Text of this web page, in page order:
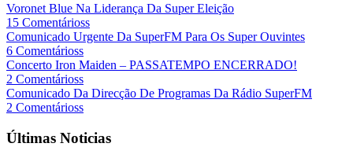
Voronet Blue Na Liderança Da Super Eleição
15 Comentárioss
Comunicado Urgente Da SuperFM Para Os Super Ouvintes
6 Comentárioss
Concerto Iron Maiden – PASSATEMPO ENCERRADO!
2 Comentárioss
Comunicado Da Direcção De Programas Da Rádio SuperFM
2 Comentárioss
Últimas Noticias